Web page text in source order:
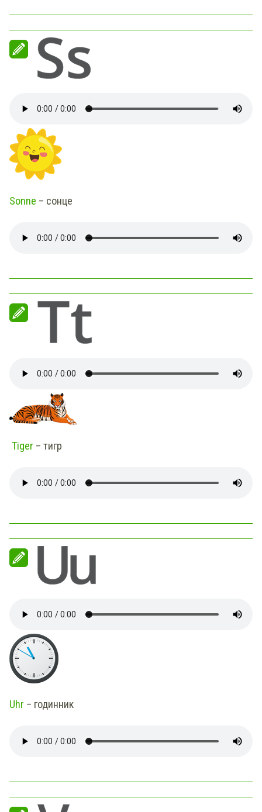
Sonne – сонце
Tiger – тигр
Uhr – годинник